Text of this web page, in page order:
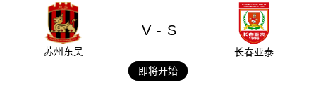
苏州东吴
V - S
长春亚泰
即将开始